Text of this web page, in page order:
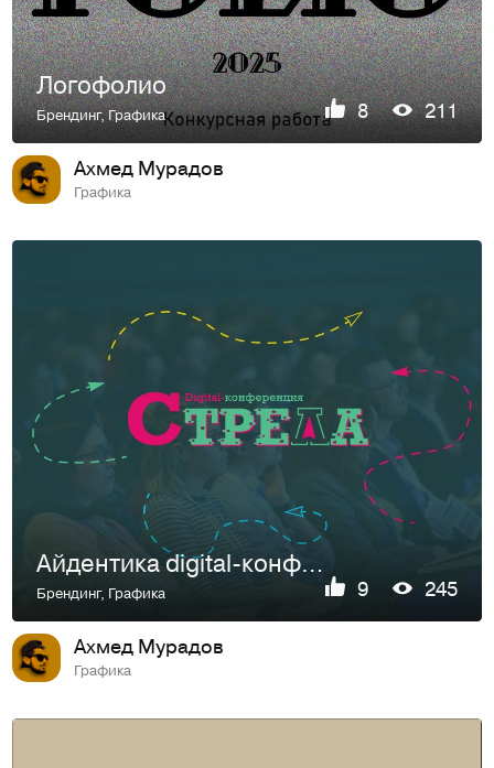
Логофолио
Брендинг,Графика 8 211
Ахмед Мурадов
Графика
Айдентика digital-конференции "Стрела"
Брендинг, Графика 9 245
Ахмед Мурадов
Графика